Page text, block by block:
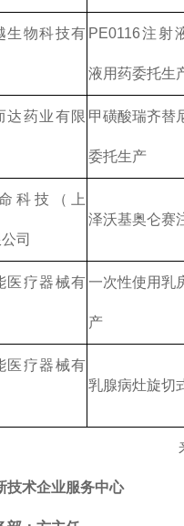
生物科技有 PE0116注射
液用药委托生
达药业有限 甲磺酸瑞齐替
委托生产
科技（上
司
泽沃基奥仑赛
医疗器械有一次性使用乳
产
医疗器械有
乳腺病灶旋切
技术企业服务中心